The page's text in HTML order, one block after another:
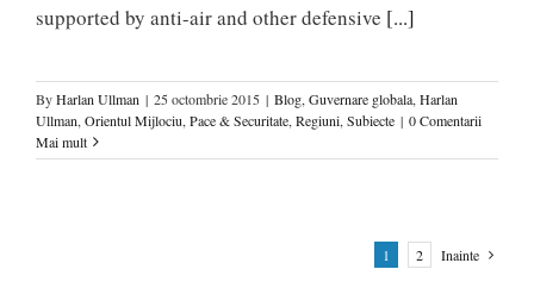
supported by anti-air and other defensive [...]
ByHarlan Ullman | 25 octombrie 2015 | Blog, Guvernare globala, Harlan
Ullman, Orientul Mijlociu, Pace & Securitate, Regiuni, Subiecte | 0 Comentarii
Mai mult
1 2 Inainte